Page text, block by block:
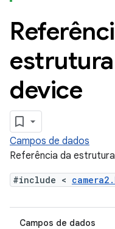
device
Campos de dados
Referência da
#include <
Campos de dados